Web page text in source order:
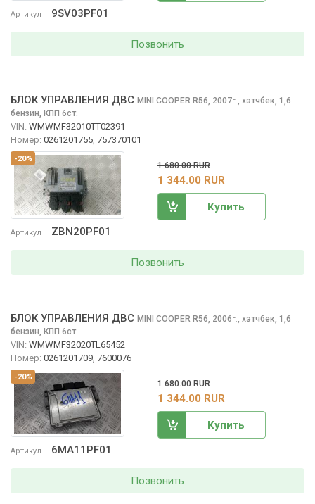
Артикул 9SV03PF01
Позвонить
-20%
Артикул ZBN20PF01
БЛОК УПРАВЛЕНИЯ ДВС MINI COOPER R56, 2007г., хэтчбек, 1,6
бензин, КПП 6ст.
VIN: WMWMF32010TT02391
Номер: 0261201755, 757370101
1 680.00 RUR
1 344.00 RUR
Купить
Позвонить
-20%
Артикул 6MA11PF01
БЛОК УПРАВЛЕНИЯ ДВС MINI COOPER R56, 2006г., хэтчбек, 1,6
бензин, КПП 6ст.
VIN: WMWMF32020TL65452
Номер: 0261201709, 7600076
1 680.00 RUR
1 344.00 RUR
Купить
Позвонить